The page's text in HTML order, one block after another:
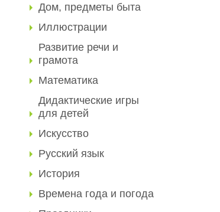
Дом, предметы быта
Иллюстрации
Развитие речи и
грамота
Математика
Дидактические игры
для детей
Искусство
Русский язык
История
Времена года и погода